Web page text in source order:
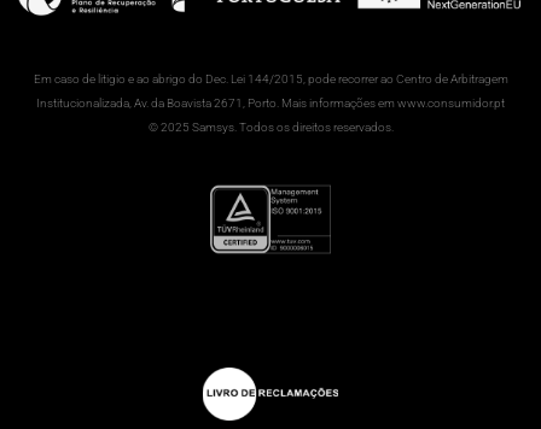
Em caso de litigio e ao abrigo do Dec. Lei 144/2015, pode recorrer ao Centro de Arbitragem
Institucionalizada, Av. da Boavista 2671, Porto. Mais informações em www.consumidor.pt
© 2025 Samsys. Todos os direitos reservados.